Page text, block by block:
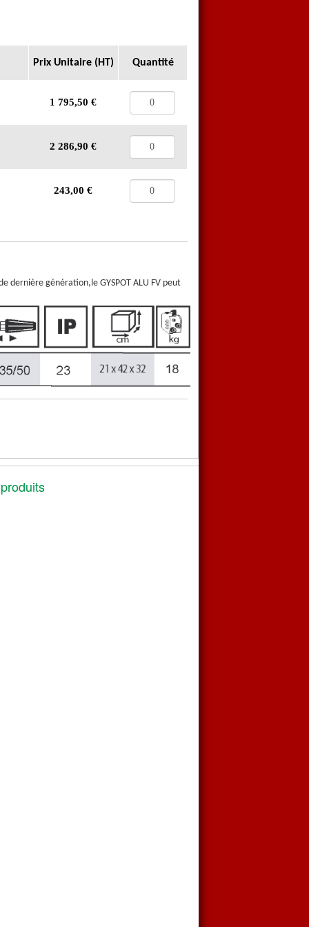
Prix Unitaire (HT) Quantité
1 795,50 €
2 286,90 €
243,00 €
dernière génération,le GYSPOT ALU FV peut